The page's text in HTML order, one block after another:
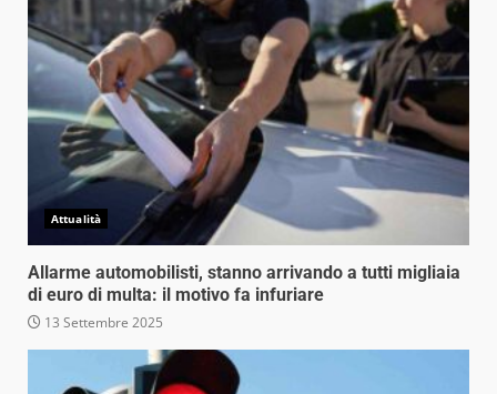
Attualità
Allarme automobilisti, stanno arrivando a tutti migliaia
di euro di multa: il motivo fa infuriare
13 Settembre 2025